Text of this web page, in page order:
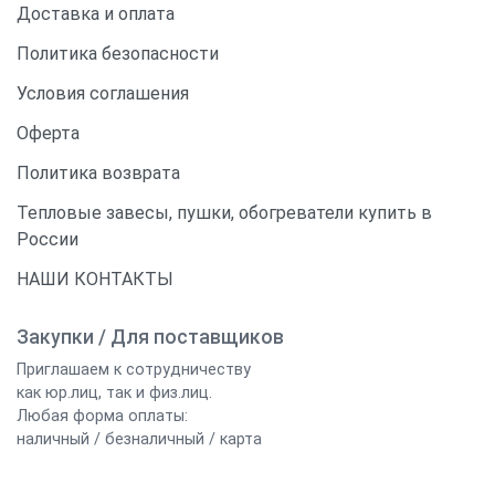
Доставка и оплата
Политика безопасности
Условия соглашения
Оферта
Политика возврата
Тепловые завесы, пушки, обогреватели купить в
России
НАШИ КОНТАКТЫ
Закупки / Для поставщиков
Приглашаем к сотрудничеству
как юр.лиц, так и физ.лиц.
Любая форма оплаты:
наличный / безналичный / карта